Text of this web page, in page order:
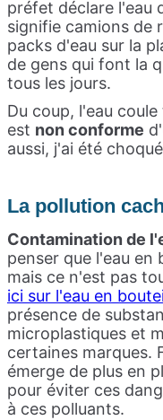
préfet déclare l'eau
signifie camions de
packs d'eau sur la
de gens qui font la
tous les jours.
Du coup, l'eau
est non conforme
aussi, j'ai été
La pollution
Contamination de
penser que l'eau en
mais ce n'est pas
ici sur l'eau en
présence de
microplastiques et
certaines marques.
émerge de plus en
pour éviter ces
à ces polluants.